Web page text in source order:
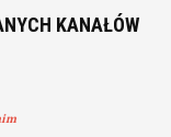
KANAŁÓW